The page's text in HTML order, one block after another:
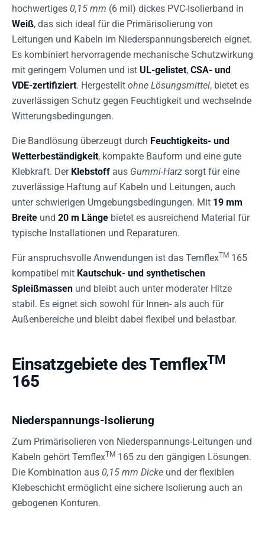
hochwertiges 0,15 mm (6 mil) dickes PVC-Isolierband in
Weiß, das sich ideal für die Primärisolierung von
Leitungen und Kabeln im Niederspannungsbereich eignet.
Es kombiniert hervorragende mechanische Schutzwirkung
mit geringem Volumen und ist UL-gelistet, CSA- und
VDE-zertifiziert. Hergestellt ohne Lösungsmittel, bietet es
zuverlässigen Schutz gegen Feuchtigkeit und wechselnde
Witterungsbedingungen.
Die Bandlösung überzeugt durch Feuchtigkeits- und
Wetterbeständigkeit, kompakte Bauform und eine gute
Klebkraft. Der Klebstoff aus Gummi-Harz sorgt für eine
zuverlässige Haftung auf Kabeln und Leitungen, auch
unter schwierigen Umgebungsbedingungen. Mit 19 mm
Breite und 20 m Länge bietet es ausreichend Material für
typische Installationen und Reparaturen.
Für anspruchsvolle Anwendungen ist das TemflexTM 165
kompatibel mit Kautschuk- und synthetischen
Spleißmassen und bleibt auch unter moderater Hitze
stabil. Es eignet sich sowohl für Innen- als auch für
Außenbereiche und bleibt dabei flexibel und belastbar.
Einsatzgebiete des TemflexTM
165
Niederspannungs-Isolierung
Zum Primärisolieren von Niederspannungs-Leitungen und
Kabeln gehört TemflexTM 165 zu den gängigen Lösungen.
Die Kombination aus 0,15 mm Dicke und der flexiblen
Klebeschicht ermöglicht eine sichere Isolierung auch an
gebogenen Konturen.